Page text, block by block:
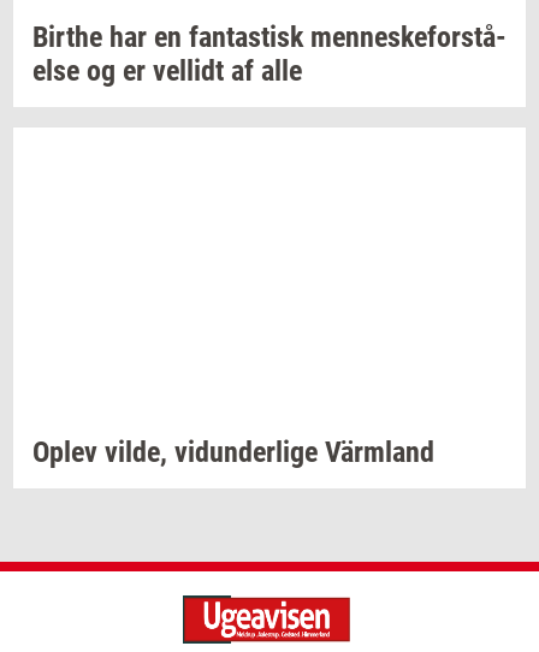
Bir­t­he har en fan­ta­stisk men­ne­ske­for­stå­
el­se og er vel­lidt af alle
Oplev vilde, vi­dun­der­li­ge Värmland